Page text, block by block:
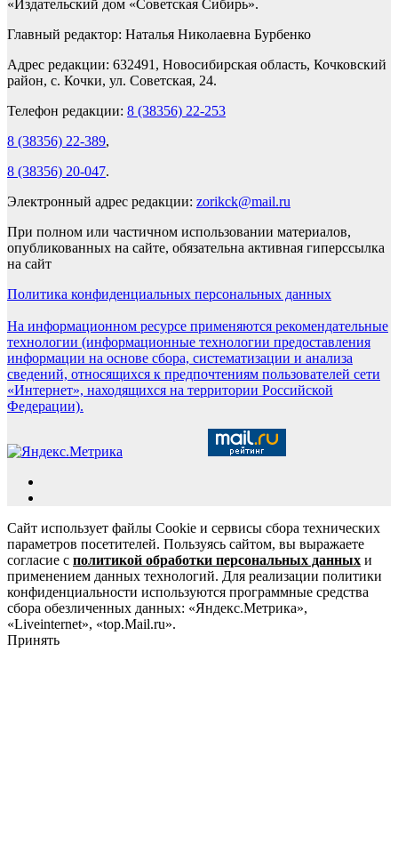
«Издательский дом «Советская Сибирь».
Главный редактор: Наталья Николаевна Бурбенко
Адрес редакции: 632491, Новосибирская область, Кочковский
район, с. Кочки, ул. Советская, 24.
Телефон редакции: 8 (38356) 22-253
8 (38356) 22-389,
8 (38356) 20-047.
Электронный адрес редакции: zorikck@mail.ru
При полном или частичном использовании материалов,
опубликованных на сайте, обязательна активная гиперссылка
на сайт
Политика конфиденциальных персональных данных
На информационном ресурсе применяются рекомендательные
технологии (информационные технологии предоставления
информации на основе сбора, систематизации и анализа
сведений, относящихся к предпочтениям пользователей сети
«Интернет», находящихся на территории Российской
Федерации).
Сайт использует файлы Cookie и сервисы сбора технических
параметров посетителей. Пользуясь сайтом, вы выражаете
согласие с политикой обработки персональных данных и
применением данных технологий. Для реализации политики
конфиденциальности используются программные средства
сбора обезличенных данных: «Яндекс.Метрика»,
«Liveinternet», «top.Mail.ru».
Принять